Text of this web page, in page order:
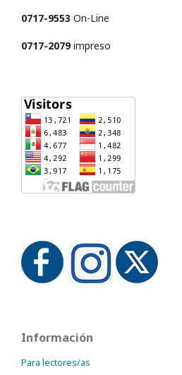
0717-9553 On-Line
0717-2079impreso
Información
Para lectores/as